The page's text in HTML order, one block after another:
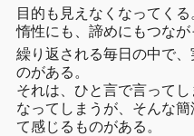
目的も見えなくなってくる
惰性にも、諦めにもつなが
繰り返される毎日の中で
のがある。
それは、ひと言で言って
なってしまうが、そんな
て感じるものがある。